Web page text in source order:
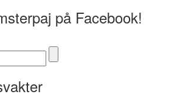
på Facebook!